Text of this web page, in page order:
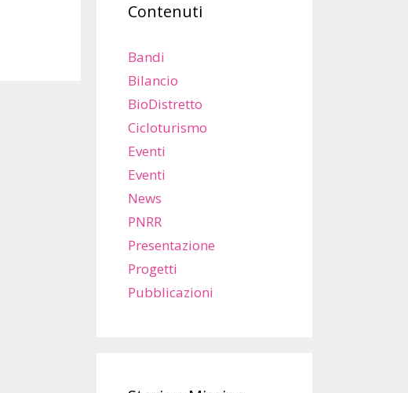
Contenuti
Bandi
Bilancio
BioDistretto
Cicloturismo
Eventi
Eventi
News
PNRR
Presentazione
Progetti
Pubblicazioni